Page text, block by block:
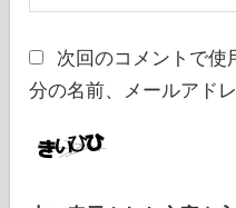
次回のコメントで使
分の名前、メールアド